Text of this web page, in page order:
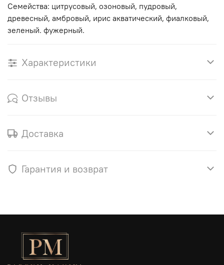
Семейства: цитрусовый, озоновый, пудровый,
древесный, амбровый, ирис акватический, фиалковый,
зеленый. фужерный.
Характеристики
Отзывы
Доставка
Гарантия и возврат